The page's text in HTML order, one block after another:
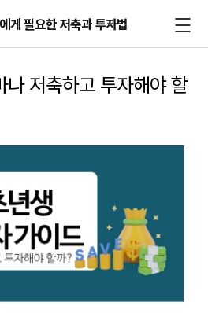
게 필요한 저축과 투자법
메뉴
열기/
나 저축하고 투자해야 할